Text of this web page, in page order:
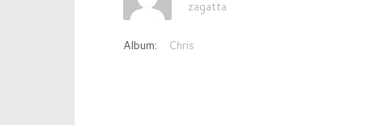
zagatta
Album: Chris